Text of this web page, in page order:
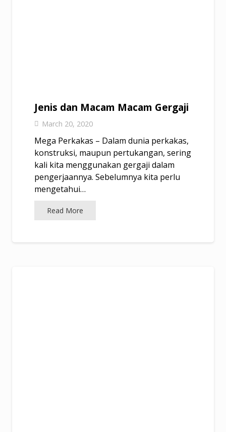
Jenis dan Macam Macam Gergaji
March 20, 2020
Mega Perkakas – Dalam dunia perkakas,
konstruksi, maupun pertukangan, sering
kali kita menggunakan gergaji dalam
pengerjaannya. Sebelumnya kita perlu
mengetahui…
Read More